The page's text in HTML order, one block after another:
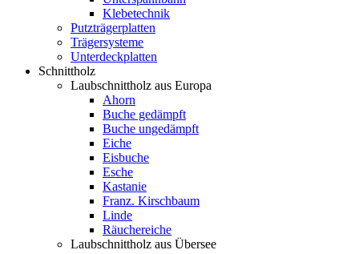
Klebetechnik
Putzträgerplatten
Trägersysteme
Unterdeckplatten
Schnittholz
Laubschnittholz aus Europa
Ahorn
Buche gedämpft
Buche ungedämpft
Eiche
Eisbuche
Esche
Kastanie
Franz. Kirschbaum
Linde
Räuchereiche
Laubschnittholz aus Übersee